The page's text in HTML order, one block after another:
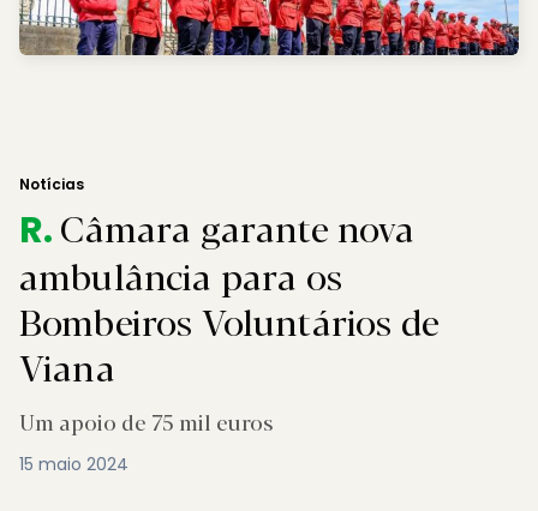
Notícias
R.Câmara garante nova
ambulância para os
Bombeiros Voluntários de
Viana
Um apoio de 75 mil euros
15 maio 2024